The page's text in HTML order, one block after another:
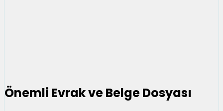
Önemli Evrak ve Belge Dosyası